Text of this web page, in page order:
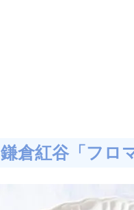
鎌倉紅谷「フロ